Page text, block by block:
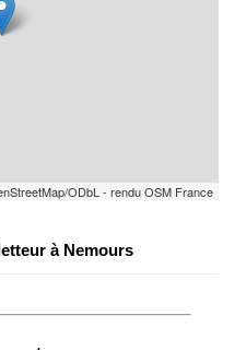
ODbL - rendu OSM France
à Nemours